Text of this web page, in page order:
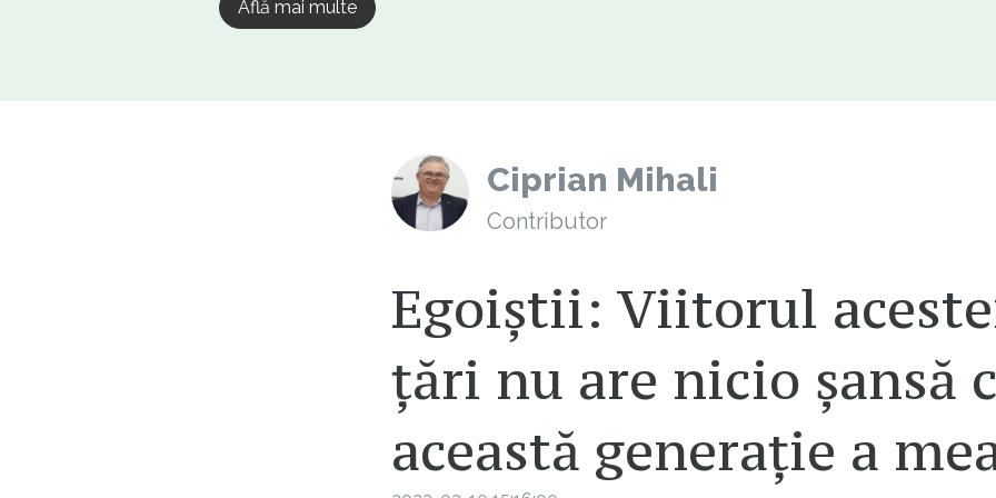
Află mai multe
Ciprian Mihali
Contributor
Egoiștii: Viitorul
țări nu are nicio șansă
această generație a